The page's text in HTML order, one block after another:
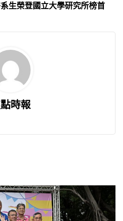
生榮登國立大學研究所榜首
時報